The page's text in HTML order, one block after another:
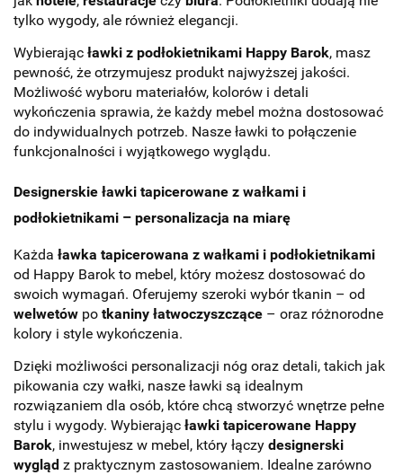
tylko wygody, ale również elegancji.
Wybierając ławki z podłokietnikami Happy Barok, masz
pewność, że otrzymujesz produkt najwyższej jakości.
Możliwość wyboru materiałów, kolorów i detali
wykończenia sprawia, że każdy mebel można dostosować
do indywidualnych potrzeb. Nasze ławki to połączenie
funkcjonalności i wyjątkowego wyglądu.
Designerskie ławki tapicerowane z wałkami i
podłokietnikami – personalizacja na miarę
Każda ławka tapicerowana z wałkami i podłokietnikami
od Happy Barok to mebel, który możesz dostosować do
swoich wymagań. Oferujemy szeroki wybór tkanin – od
welwetów po tkaniny łatwoczyszczące – oraz różnorodne
kolory i style wykończenia.
Dzięki możliwości personalizacji nóg oraz detali, takich jak
pikowania czy wałki, nasze ławki są idealnym
rozwiązaniem dla osób, które chcą stworzyć wnętrze pełne
stylu i wygody. Wybierając ławki tapicerowane Happy
Barok, inwestujesz w mebel, który łączy designerski
wygląd z praktycznym zastosowaniem. Idealne zarówno